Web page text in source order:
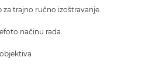
za trajno ručno izoštravanje.
načinu rada.